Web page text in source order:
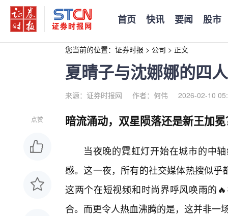
首页 快讯 要闻 股市
您当前的位置： 证券时报 > 公司 > 正文
夏晴子与沈娜娜的四
来源：证券时报网 作者：何伟 2026-02-10
点赞 暗流涌动，双星陨落还是新王加
当夜晚的霓虹灯开始在城市的中
感。这一夜，所有的社交媒体热搜似
这两个在短视频和时尚界呼风唤雨的
合。而更令人热血沸腾的是，这并非一